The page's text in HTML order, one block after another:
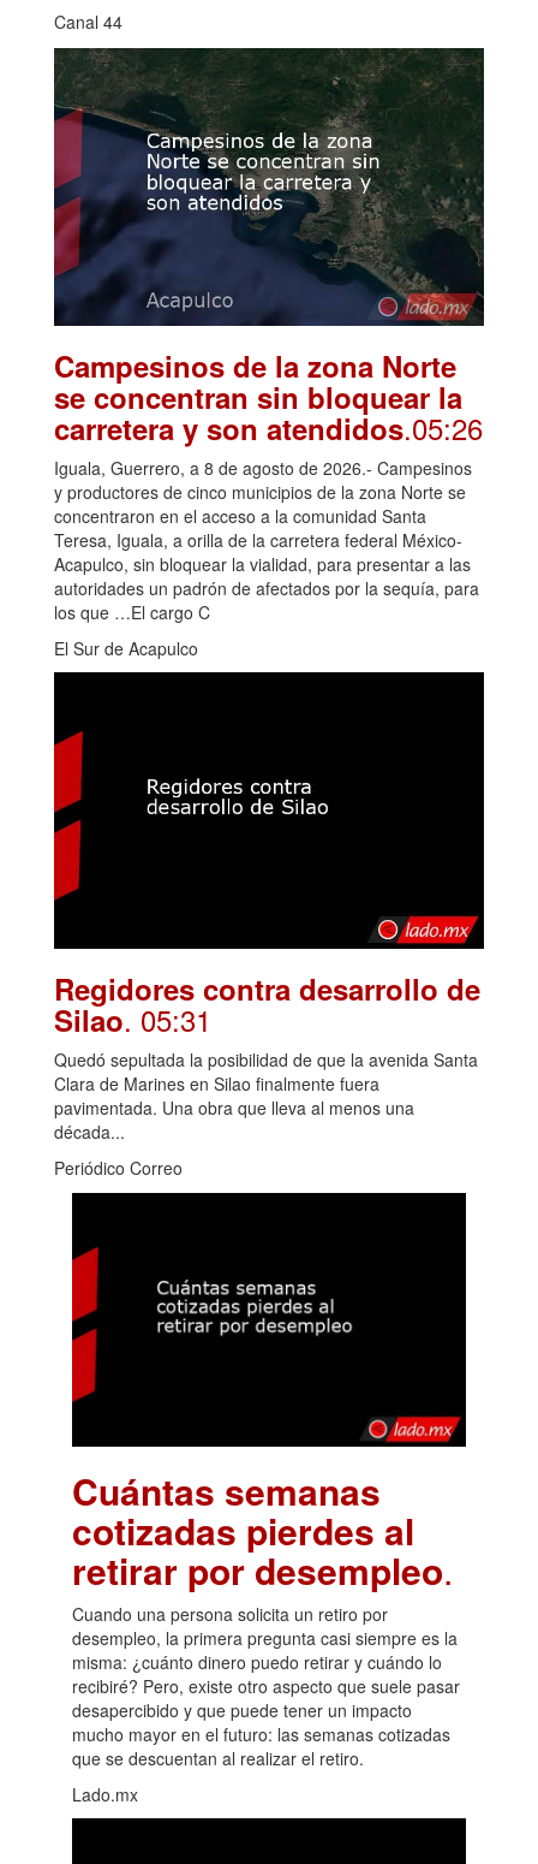
Canal 44
Campesinos de la zona Norte
se concentran sin bloquear la
carretera y son atendidos.05:26
Iguala, Guerrero, a 8 de agosto de 2026.- Campesinos
y productores de cinco municipios de la zona Norte se
concentraron en el acceso a la comunidad Santa
Teresa, Iguala, a orilla de la carretera federal México-
Acapulco, sin bloquear la vialidad, para presentar a las
autoridades un padrón de afectados por la sequía, para
los que …El cargo C
El Sur de Acapulco
Regidores contra desarrollo de
Silao. 05:31
Quedó sepultada la posibilidad de que la avenida Santa
Clara de Marines en Silao finalmente fuera
pavimentada. Una obra que lleva al menos una
década...
Periódico Correo
Cuántas semanas
cotizadas pierdes al
retirar por desempleo.
Cuando una persona solicita un retiro por
desempleo, la primera pregunta casi siempre es la
misma: ¿cuánto dinero puedo retirar y cuándo lo
recibiré? Pero, existe otro aspecto que suele pasar
desapercibido y que puede tener un impacto
mucho mayor en el futuro: las semanas cotizadas
que se descuentan al realizar el retiro.
Lado.mx